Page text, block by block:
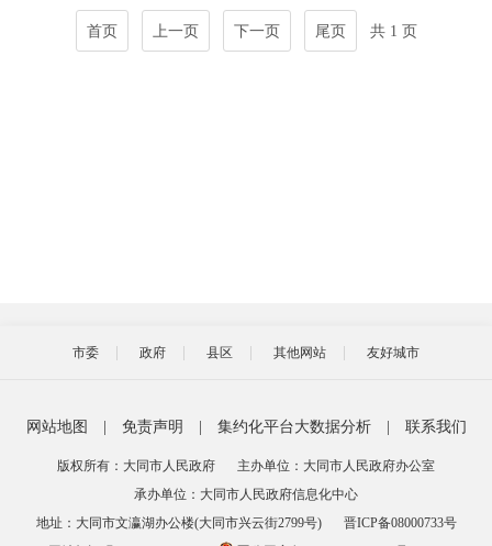
首页 上一页 下一页 尾页 共 1 页
市委 政府 县区 其他网站 友好城市
网站地图 免责声明 集约化平台大数据分析 联系我们
版权所有：大同市人民政府
主办单位：大同市人民政府办公室
承办单位：大同市人民政府信息化中心
地址：大同市文瀛湖办公楼(大同市兴云街2799号)
晋ICP备08000733号